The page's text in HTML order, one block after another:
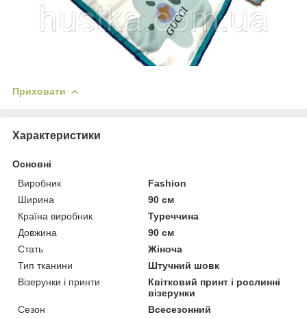
Приховати
Характеристики
Основні
Виробник
Fashion
Ширина
90 см
Країна виробник
Туреччина
Довжина
90 см
Стать
Жіноча
Тип тканини
Штучний шовк
Візерунки і принти
Квітковий принт і рослинні
візерунки
Сезон
Всесезонний